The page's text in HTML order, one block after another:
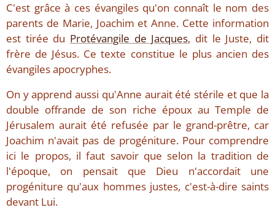
C'est grâce à ces évangiles qu'on connaît le nom des
parents de Marie, Joachim et Anne. Cette information
est tirée du Protévangile de Jacques, dit le Juste, dit
frère de Jésus. Ce texte constitue le plus ancien des
évangiles apocryphes.
On y apprend aussi qu'Anne aurait été stérile et que la
double offrande de son riche époux au Temple de
Jérusalem aurait été refusée par le grand-prêtre, car
Joachim n'avait pas de progéniture. Pour comprendre
ici le propos, il faut savoir que selon la tradition de
l'époque, on pensait que Dieu n'accordait une
progéniture qu'aux hommes justes, c'est-à-dire saints
devant Lui.